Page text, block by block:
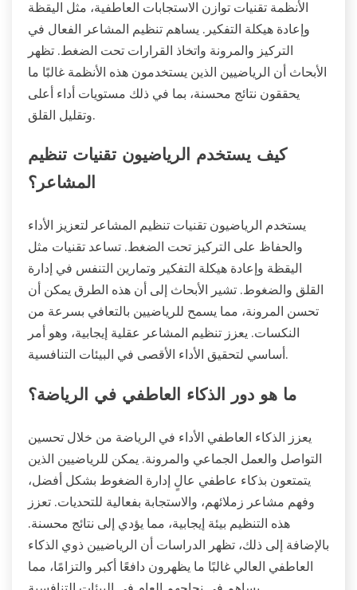
الأنظمة تقنيات توازن الاستجابات العاطفية، مثل اليقظة
وإعادة هيكلة التفكير. يساهم تنظيم المشاعر الفعال في
التركيز والمرونة واتخاذ القرارات تحت الضغط. تظهر
الأبحاث أن الرياضيين الذين يستخدمون هذه الأنظمة غالبًا ما
يحققون نتائج محسنة، بما في ذلك مستويات أداء أعلى
وتقليل القلق.
كيف يستخدم الرياضيون تقنيات تنظيم
المشاعر؟
يستخدم الرياضيون تقنيات تنظيم المشاعر لتعزيز الأداء
والحفاظ على التركيز تحت الضغط. تساعد تقنيات مثل
اليقظة وإعادة هيكلة التفكير وتمارين التنفس في إدارة
القلق والضغوط. تشير الأبحاث إلى أن هذه الطرق يمكن أن
تحسن المرونة، مما يسمح للرياضيين بالتعافي بسرعة من
النكسات. يعزز تنظيم المشاعر عقلية إيجابية، وهو أمر
أساسي لتحقيق الأداء الأقصى في البيئات التنافسية.
ما هو دور الذكاء العاطفي في الرياضة؟
يعزز الذكاء العاطفي الأداء في الرياضة من خلال تحسين
التواصل والعمل الجماعي والمرونة. يمكن للرياضيين الذين
يتمتعون بذكاء عاطفي عالٍ إدارة الضغوط بشكل أفضل،
وفهم مشاعر زملائهم، والاستجابة بفعالية للتحديات. تعزز
هذه التنظيم بيئة إيجابية، مما يؤدي إلى نتائج محسنة.
بالإضافة إلى ذلك، تظهر الدراسات أن الرياضيين ذوي الذكاء
العاطفي العالي غالبًا ما يظهرون دافعًا أكبر والتزامًا، مما